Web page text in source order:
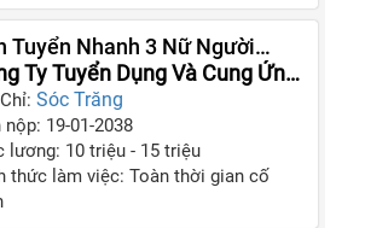
Tuyển Nhanh 3 Nữ Người
Người Giúp Việc Cho Gia
Ty Tuyển Dụng Và Cung Ứng
ViệcSóc Trăng
nộp: 19-01-2038
lương: 10 triệu - 15 triệu
thức làm việc: Toàn thời gian cố